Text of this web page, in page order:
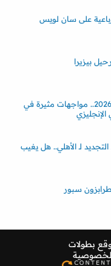
على سان لويس
بيزيرا
مواعيد مباريات اليوم الخميس 6-8-2026.. مواجهات مثيرة في
لـ الأهلي.. هل يغيب
سبور
بطولات